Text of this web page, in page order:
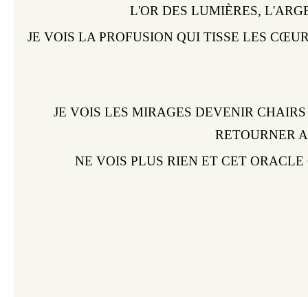
L'OR DES LUMIÈRES,
JE VOIS LA PROFUSION QUI TISSE LES
JE VOIS LES MIRAGES DEVENIR
RETOURNER
NE VOIS PLUS RIEN ET CET